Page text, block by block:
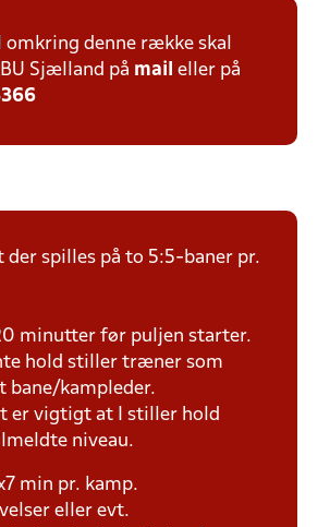
omkring denne række skal
Sjælland på mail eller på
der spilles på to 5:5-baner pr.
minutter før puljen starter.
hold stiller træner som
bane/kampleder.
er vigtigt at I stiller hold
niveau.
min pr. kamp.
eller evt.